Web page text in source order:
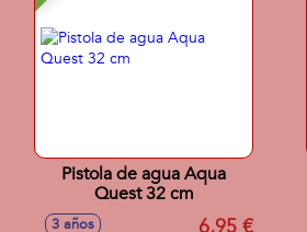
Pistola de agua Aqua
Quest 32 cm
3 años